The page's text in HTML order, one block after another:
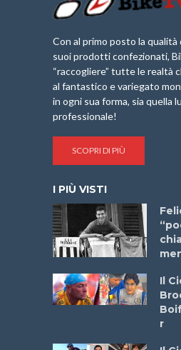
Con al primo posto la qualità
suoi prodotti confezionati,
“raccogliere” tutte le realtà
al fantastico e variegato
in ogni sua forma, sia quella
professionale!
SCOPRI DI PIÙ
I PIÙ VISTI
Il
r